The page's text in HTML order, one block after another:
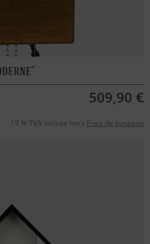
509,90 €
19 % TVA incluse hors Frais de livraison